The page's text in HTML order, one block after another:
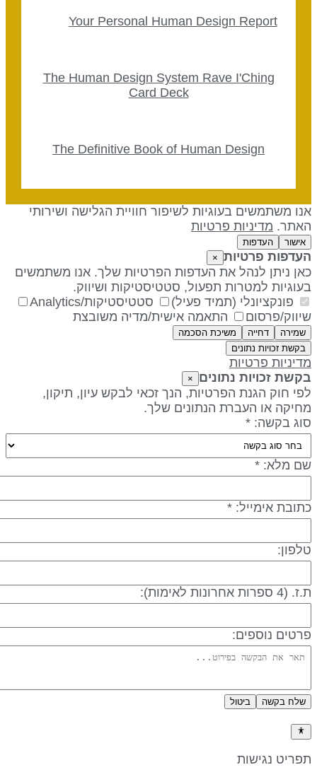
Your Personal Human Design Report
The Human Design System Rave I'Ching
Card Deck
The Definitive Book of Human Design
משתמשים בעוגיות לשיפור חוויית הגלישה ושירותי
מדיניות פרטיות
אישור העדפות
פרטיות ×
ניתן לנהל את העדפות הפרטיות שלך. אנו משתמשים
למטרות תפעול, סטטיסטיקות ושיווק.
פונקציונלי (תמיד פעיל)
סטטיסטיקות/Analytics
פרסום
התאמה אישית/מדיה משובצת
שמירה דחייה
משיכת הסכמה
בקשת זכויות נתונים
פרטיות
זכויות נתונים
חוק הגנת הפרטיות, הנך זכאי לבקש עיון, תיקון,
או העברת הנתונים שלך.
בקשה: *
מלא: *
אימייל: *
ספרות אחרונות לאימות):
נוספים:
שלח בקשה ביטול
נגישות